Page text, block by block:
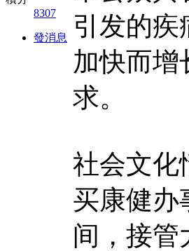
8307
發消息
引发的疾
加快而增
求。
社会文化
买康健办
间，接管